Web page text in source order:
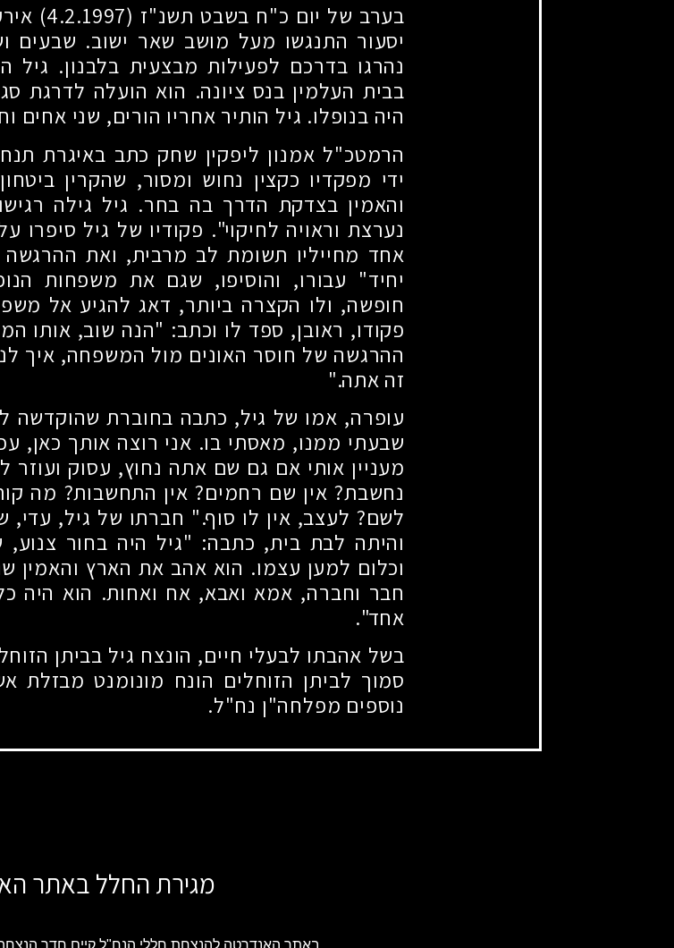
בערב של יום כ"ח בשבט תשנ"ז (4.2.1997)
יסעור התנגשו מעל מושב שאר ישוב. שבעים
נהרגו בדרכם לפעילות מבצעית בלבנון.
בבית העלמין בנס ציונה. הוא הועלה לדרגת
היה בנופלו. גיל הותיר אחריו הורים, שני אחים
הרמטכ"ל אמנון ליפקין שחק כתב באיגרת
ידי מפקדיו כקצין נחוש ומסור, שהקרין
והאמין בצדקת הדרך בה בחר. גיל גילה
נערצת וראויה לחיקוי". פקודיו של גיל סיפרו
אחד מחייליו תשומת לב מרבית, ואת
יחיד" עבורו, והוסיפו, שגם את משפחות
חופשה, ולו הקצרה ביותר, דאג להגיע אל
פקודו, ראובן, ספד לו וכתב: "הנה שוב, אותו
ההרגשה של חוסר האונים מול המשפחה, איך
זה אתה."
עופרה, אמו של גיל, כתבה בחוברת שהוקדשה
שבעתי ממנו, מאסתי בו. אני רוצה אותך כאן,
מעניין אותי אם גם שם אתה נחוץ, עסוק ועוזר
נחשבת? אין שם רחמים? אין התחשבות? מה
לשם? לעצב, אין לו סוף." חברתו של גיל, עדי,
והיתה לבת בית, כתבה: "גיל היה בחור
וכלום למען עצמו. הוא אהב את הארץ והאמין
חבר וחברה, אמא ואבא, אח ואחות. הוא היה
אחד".
בשל אהבתו לבעלי חיים, הונצח גיל בביתן
סמוך לביתן הזוחלים הונח מונומנט מבזלת
נוספים מפלחה"ן נח"ל.
מגירת החלל באתר
באתר האנדרטה להנצחת חללי הנח"ל קיים חדר